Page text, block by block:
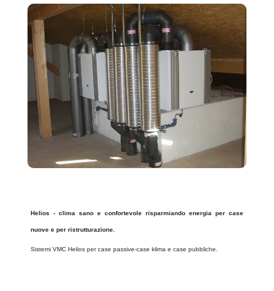
Helios - clima sano e confortevole risparmiando energia per case
nuove e per ristrutturazione.
Sistemi VMC Helios per case passive-case klima e case pubbliche.